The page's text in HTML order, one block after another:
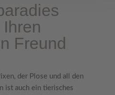
Freund
der Plose und all den
ist auch ein tierisches